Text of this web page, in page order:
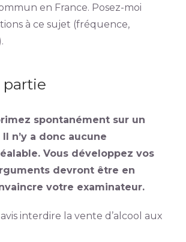
en France. Posez-moi
à ce sujet (fréquence,
partie
spontanément sur un
n’y a donc aucune
Vous développez vos
devront être en
votre examinateur.
interdire la vente d’alcool aux